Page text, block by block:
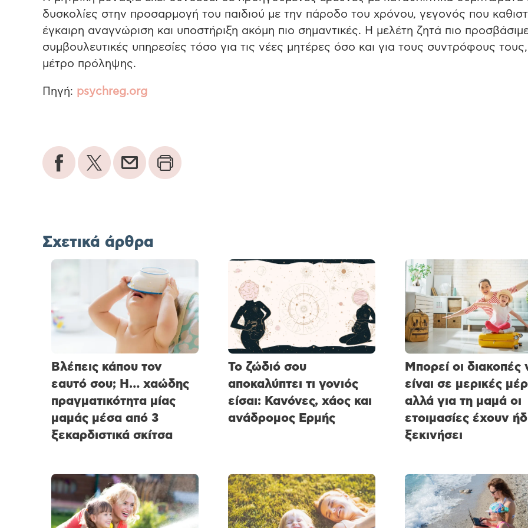
δυσκολίες στην προσαρμογή του παιδιού με την πάροδο του χρόνου, γεγονός που
έγκαιρη αναγνώριση και υποστήριξη ακόμη πιο σημαντικές. Η μελέτη ζητά πιο
συμβουλευτικές υπηρεσίες τόσο για τις νέες μητέρες όσο και για τους συντρόφους
μέτρο πρόληψης.
Πηγή: psychreg.org
Σχετικά άρθρα
Βλέπεις κάπου τον
εαυτό σου; Η… χαώδης
πραγματικότητα μίας
μαμάς μέσα από 3
ξεκαρδιστικά σκίτσα
Το ζώδιό σου
αποκαλύπτει τι γονιός
είσαι: Κανόνες, χάος και
ανάδρομος Ερμής
Μπορεί οι διακοπές
είναι σε μερικές
αλλά για τη μαμά οι
ετοιμασίες έχουν
ξεκινήσει